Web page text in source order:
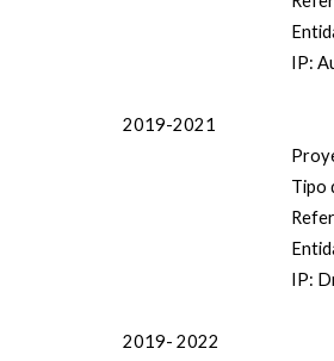
IP:
2019-2021
Tipo
IP:
2019- 2022